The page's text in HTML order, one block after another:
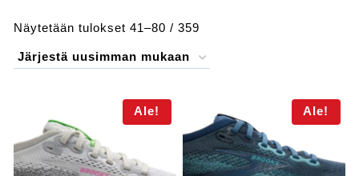
Näytetään tulokset 41–80 / 359
Ale! Ale!